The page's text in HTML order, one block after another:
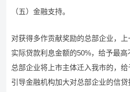
（五）金融支持。
对获得多作贡献奖励的总部企业，
实际贷款利息金额的50%，给予最高
总部企业将上市主体迁入我市的，给
引导金融机构加大对总部企业的信